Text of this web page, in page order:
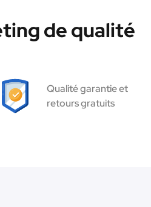
de qualité
Qualité garantie et
retours gratuits